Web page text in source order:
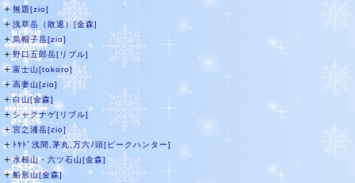
＋ 無題[zio]
＋ 浅草岳（敗退）[金森]
＋烏帽子岳[zio]
＋野口五郎岳[リブル]
＋ 富士山[tokoro]
＋ 高妻山[zio]
＋白山[金森]
＋シャクナゲ[リブル]
＋ 宮之浦岳[zio]
＋ ﾄﾔﾄﾞ浅間,茅丸,万六ﾉ頭[ピークハンター]
＋水根山・六ツ石山[金森]
＋船形山[金森]